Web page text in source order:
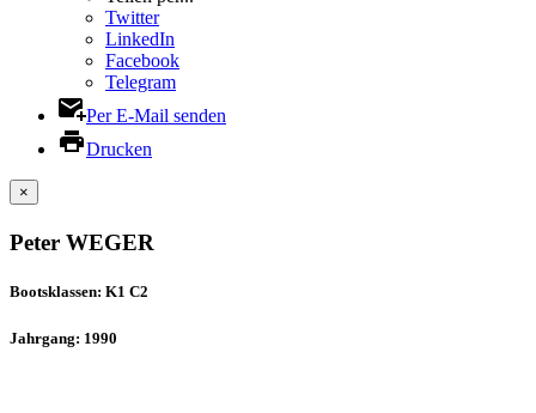
Twitter
LinkedIn
Facebook
Telegram
Per E-Mail senden
Drucken
×
Peter WEGER
Bootsklassen: K1 C2
Jahrgang: 1990